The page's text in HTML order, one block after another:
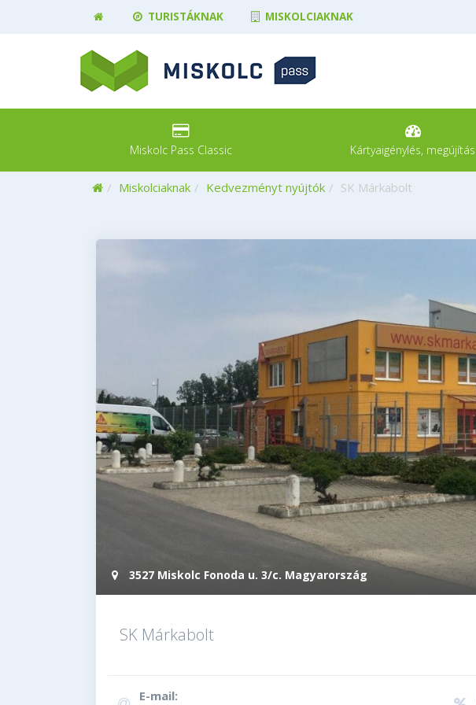
TURISTÁKNAK MISKOLCIAKNAK
Miskolc Pass Classic Kártyaigénylés, megújítás
Kezdőoldal
Miskolciaknak Kedvezményt nyújtók SK Márkabolt
3527 Miskolc Fonoda u. 3/c. Magyarország
SK Márkabolt
E-mail: